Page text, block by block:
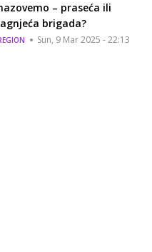
– praseća ili
brigada?
Sun, 9 Mar 2025 - 22:13